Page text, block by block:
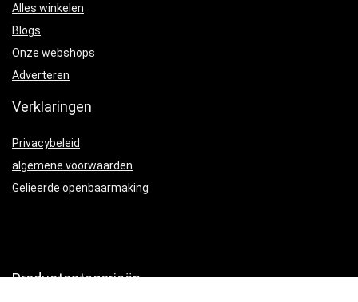
Alles winkelen
Blogs
Onze webshops
Adverteren
Verklaringen
Privacybeleid
algemene voorwaarden
Gelieerde openbaarmaking
Productcategorieën